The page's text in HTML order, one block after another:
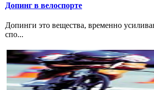
Допинг в велоспорте
Допинги это вещества, временно
спо...